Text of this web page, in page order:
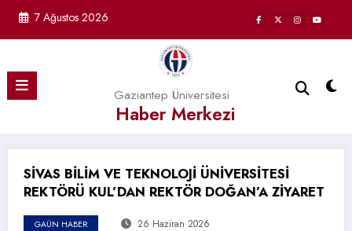
7 Ağustos 2026
Gaziantep Üniversitesi
Haber Merkezi
SİVAS BİLİM VE TEKNOLOJİ ÜNİVERSİTESİ
REKTÖRÜ KUL’DAN REKTÖR DOĞAN’A ZİYARET
GAÜN HABER 26 Haziran 2026